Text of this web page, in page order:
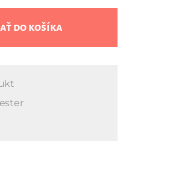
do košíka